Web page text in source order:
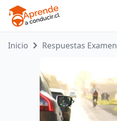
Inicio Respuestas Examen